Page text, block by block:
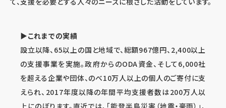
▶これまでの実績
設立以降、65以上の国と地域で、総額967億円、2,400以上
の支援事業を実施。政府からのODA資金、そして6,000社
を超える企業や団体、のべ10万人以上の個人のご寄付に支
えられ、2017年度以降の年間平均支援者数は200万人以
上にのぼります。直近では、「能登半島災害（地震・豪雨）」、